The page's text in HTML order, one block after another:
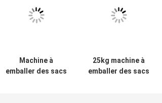
Machine à
emballer des sacs
25kg machine à
emballer des sacs